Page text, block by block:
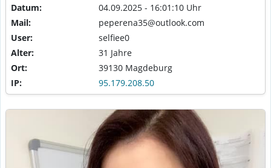
Datum:
04.09.2025 - 16:01:10 Uhr
Mail:
peperena35@outlook.com
User:
selfiee0
Alter:
31 Jahre
Ort:
39130 Magdeburg
IP:
95.179.208.50